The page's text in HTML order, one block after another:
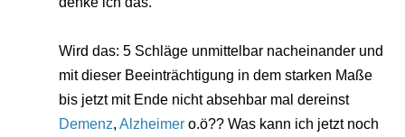
Wird das: 5 Schläge unmittelbar nacheinander und
mit dieser Beeinträchtigung in dem starken Maße
bis jetzt mit Ende nicht absehbar mal dereinst
Demenz, Alzheimer o.ö?? Was kann ich jetzt noch